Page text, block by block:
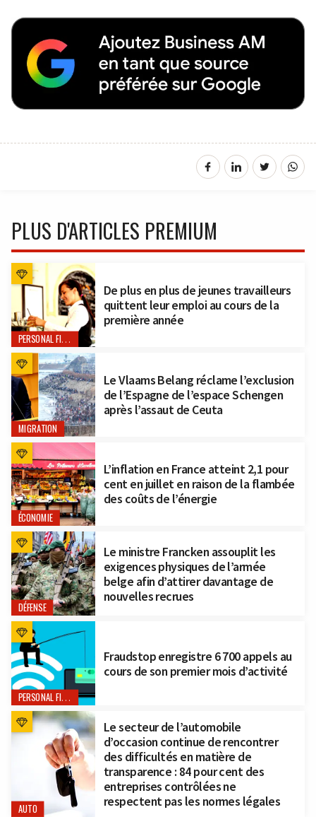
PLUS D'ARTICLES PREMIUM
PERSONAL FINANCE
De plus en plus de jeunes travailleurs
quittent leur emploi au cours de la
première année
MIGRATION
Le Vlaams Belang réclame l’exclusion
de l’Espagne de l’espace Schengen
après l’assaut de Ceuta
ÉCONOMIE
L’inflation en France atteint 2,1 pour
cent en juillet en raison de la flambée
des coûts de l’énergie
DÉFENSE
Le ministre Francken assouplit les
exigences physiques de l’armée
belge afin d’attirer davantage de
nouvelles recrues
PERSONAL FINANCE
Fraudstop enregistre 6 700 appels au
cours de son premier mois d’activité
AUTO
Le secteur de l’automobile
d’occasion continue de rencontrer
des difficultés en matière de
transparence : 84 pour cent des
entreprises contrôlées ne
respectent pas les normes légales